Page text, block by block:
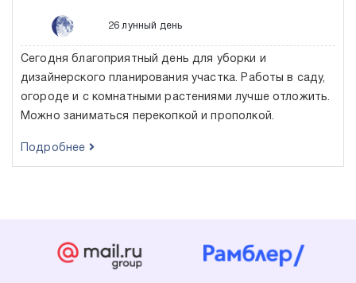
26 лунный день
Сегодня благоприятный день для уборки и
дизайнерского планирования участка. Работы в саду,
огороде и с комнатными растениями лучше отложить.
Можно заниматься перекопкой и прополкой.
Подробнее